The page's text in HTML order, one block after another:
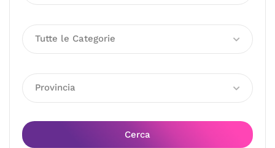
Tutte le Categorie
Provincia
Cerca